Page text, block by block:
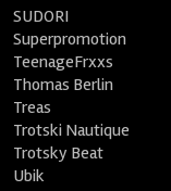
SUDORI
Superpromotion
TeenageFrxxs
Thomas Berlin
Treas
Trotski Nautique
Trotsky Beat
Ubik